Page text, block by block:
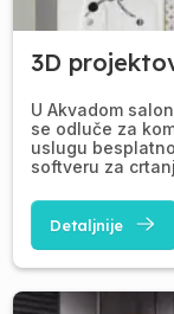
3D
U Akvadom
se odluče za
uslugu
softveru za
Detaljnije